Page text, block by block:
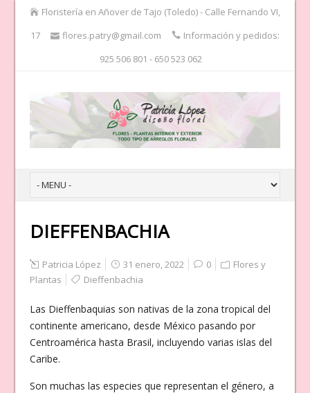
Floristería en Añover de Tajo (Toledo) - Calle Fernando VI,
17
flores.patry@gmail.com
Información y pedidos:
925 506 801 - 650 523 062
DIEFFENBACHIA
Patricia López 31 enero, 2022 0
Flores y
Plantas
Dieffenbachia
Las Dieffenbaquias son nativas de la zona tropical del
continente americano, desde México pasando por
Centroamérica hasta Brasil, incluyendo varias islas del
Caribe.
Son muchas las especies que representan el género, a